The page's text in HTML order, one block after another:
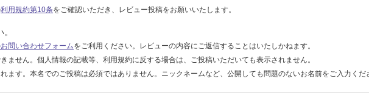
利用規約第10条をご確認いただき、レビュー投稿をお願いいたします。
問い合わせフォームをご利用ください。レビューの内容にご返信することはいたしかねます。
ません。個人情報の記載等、利用規約に反する場合は、ご投稿いただいても表示されません。
ます。本名でのご投稿は必須ではありません。ニックネームなど、公開しても問題のないお名前をご入力くだ